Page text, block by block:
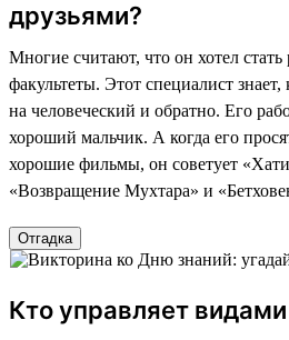
друзьями?
Многие считают, что он хотел
факультеты. Этот специалист знает,
на человеческий и обратно. Его
хороший мальчик. А когда его
хорошие фильмы, он советует
«Возвращение Мухтара» и
Отгадка
Кто управляет